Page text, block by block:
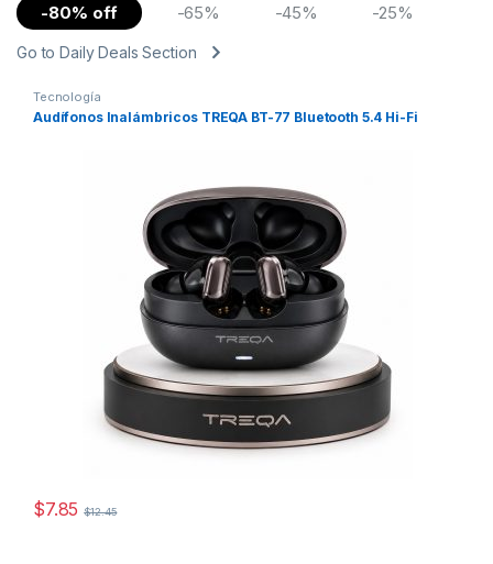
-80% off -65% -45% -25%
Go to Daily Deals Section
Tecnología
Audífonos Inalámbricos TREQA BT-77 Bluetooth 5.4 Hi-Fi
$7.85 $12.45
Este producto tiene múltiples variantes. Las opciones se